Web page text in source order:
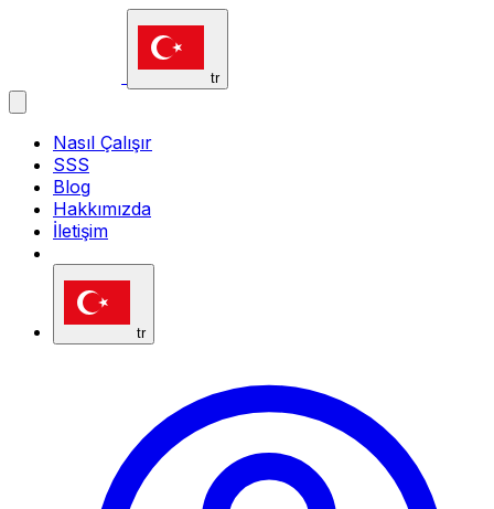
tr
Nasıl Çalışır
SSS
Blog
Hakkımızda
İletişim
tr